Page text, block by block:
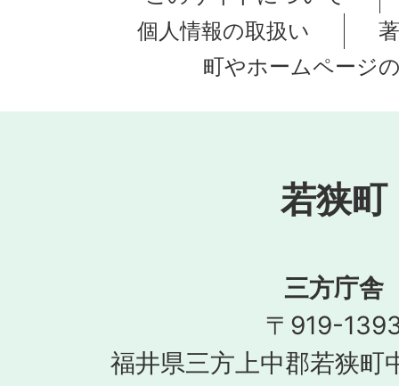
個人情報の取扱い
町やホームページ
若狭町
三方庁舎
〒919-
福井県三方上中郡若狭町